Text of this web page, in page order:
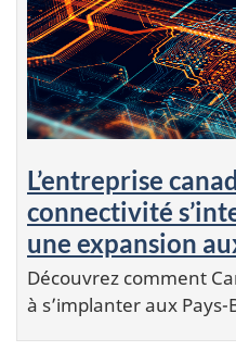
L’entreprise
connectivité
une expansion
Découvrez comment
à s’implanter aux Pays-